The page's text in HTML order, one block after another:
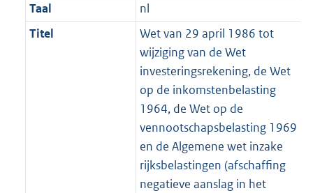
Taal
nl
Titel
Wet van 29 april 1986 tot
wijziging van de Wet
investeringsrekening, de Wet
op de inkomstenbelasting
1964, de Wet op de
vennootschapsbelasting 1969
en de Algemene wet inzake
rijksbelastingen (afschaffing
negatieve aanslag in het